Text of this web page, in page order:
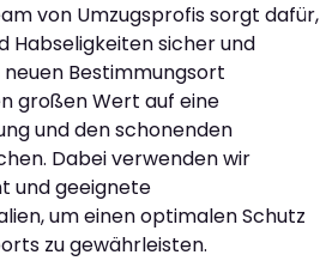
von Umzugsprofis sorgt dafür,
Habseligkeiten sicher und
Bestimmungsort
großen Wert auf eine
und den schonenden
Dabei verwenden wir
und geeignete
um einen optimalen Schutz
zu gewährleisten.